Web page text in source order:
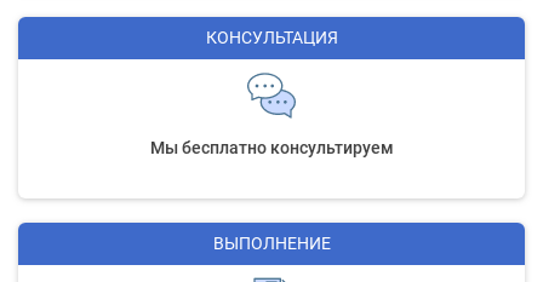
КОНСУЛЬТАЦИЯ
Мы бесплатно консультируем
ВЫПОЛНЕНИЕ